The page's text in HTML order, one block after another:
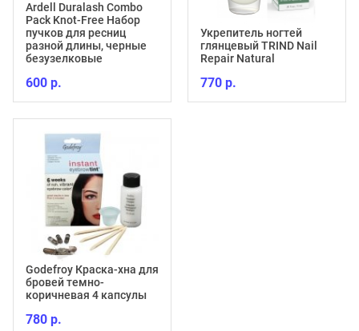
Ardell Duralash Combo
Pack Knot-Free Набор
пучков для ресниц
разной длины, черные
безузелковые
600 р.
Godefroy Краска-хна для
бровей темно-
коричневая 4 капсулы
780 р.
Укрепитель ногтей
глянцевый TRIND Nail
Repair Natural
770 р.